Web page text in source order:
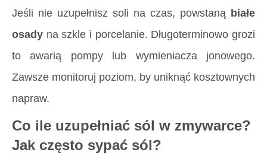
Jeśli nie uzupełnisz soli na czas, powstaną białe
osady na szkle i porcelanie. Długoterminowo grozi
to awarią pompy lub wymieniacza jonowego.
Zawsze monitoruj poziom, by uniknąć kosztownych
napraw.
Co ile uzupełniać sól w zmywarce?
Jak często sypać sól?